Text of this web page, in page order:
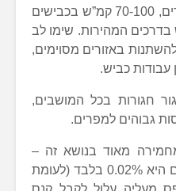
לסוג הכביש – 50 קמ”ש בערים, 70-100 קמ”ש בכבישים
ו-110-120 קמ”ש בדרכים המהירות. שימו לב
באזורים מסוימים,
עבודות כביש.
חגורות בכל המושבים,
גבוהים למפרים.
מאוד בנושא זה –
רמת האלכוהול המותרת בדם היא 0.02% בלבד (לעומת